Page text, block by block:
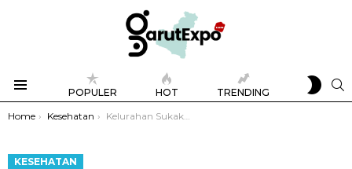
POPULER HOT TRENDING
SKIN
You are here:
Home Kesehatan Kelurahan Sukakarya Lakukan Pemeriksaan Deteksi Dini PTM
KESEHATAN